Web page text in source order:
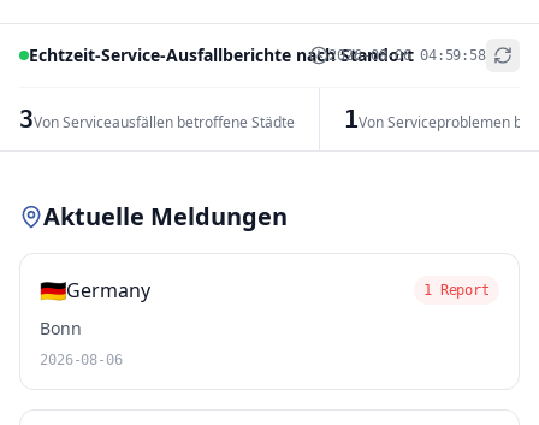
Echtzeit-Service-Ausfallberichte nach Standort
2026-08-06 04:59:58
3Von Serviceausfällen betroffene Städte 1Von Serviceproblemen
+
Aktuelle Meldungen
🇩🇪Germany 1 Report
Bonn
2026-08-06